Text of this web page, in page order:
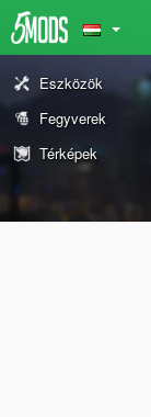
Eszközök
Fegyverek
Térképek